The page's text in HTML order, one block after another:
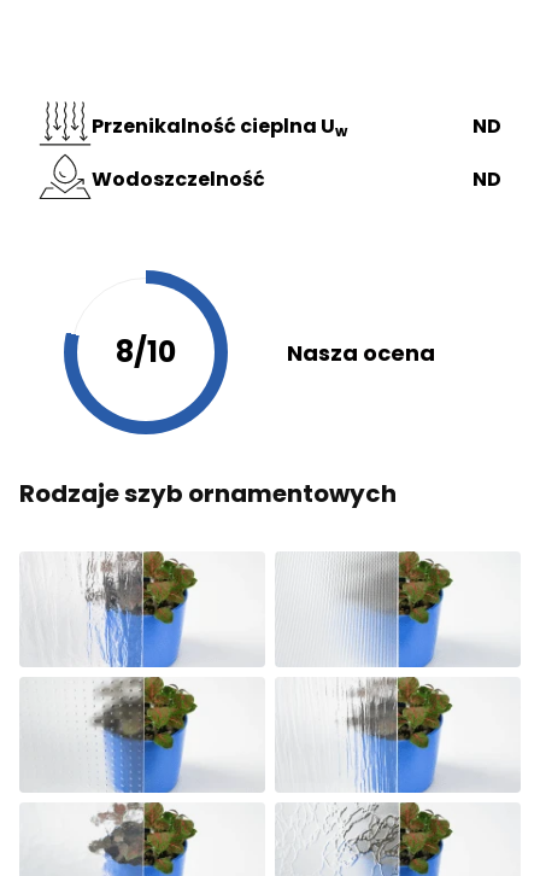
Przenikalność cieplna Uw
ND
Wodoszczelność
ND
8/10 Nasza ocena
Rodzaje szyb ornamentowych